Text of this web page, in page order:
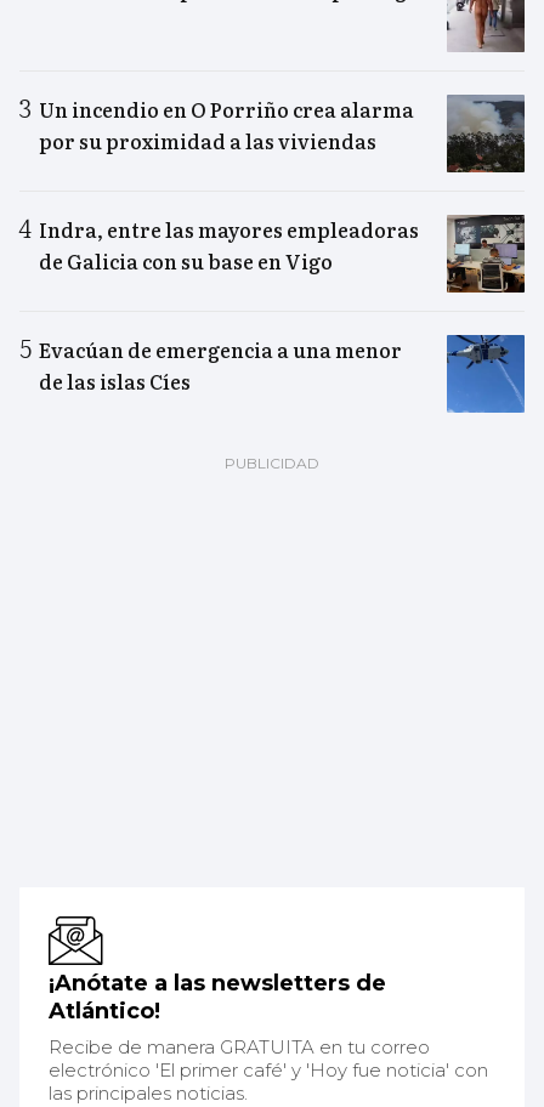
Un incendio en O Porriño crea alarma
por su proximidad a las viviendas
Indra, entre las mayores empleadoras
de Galicia con su base en Vigo
Evacúan de emergencia a una menor
de las islas Cíes
¡Anótate a las newsletters de
Atlántico!
Recibe de manera GRATUITA en tu correo
electrónico 'El primer café' y 'Hoy fue noticia' con
las principales noticias.